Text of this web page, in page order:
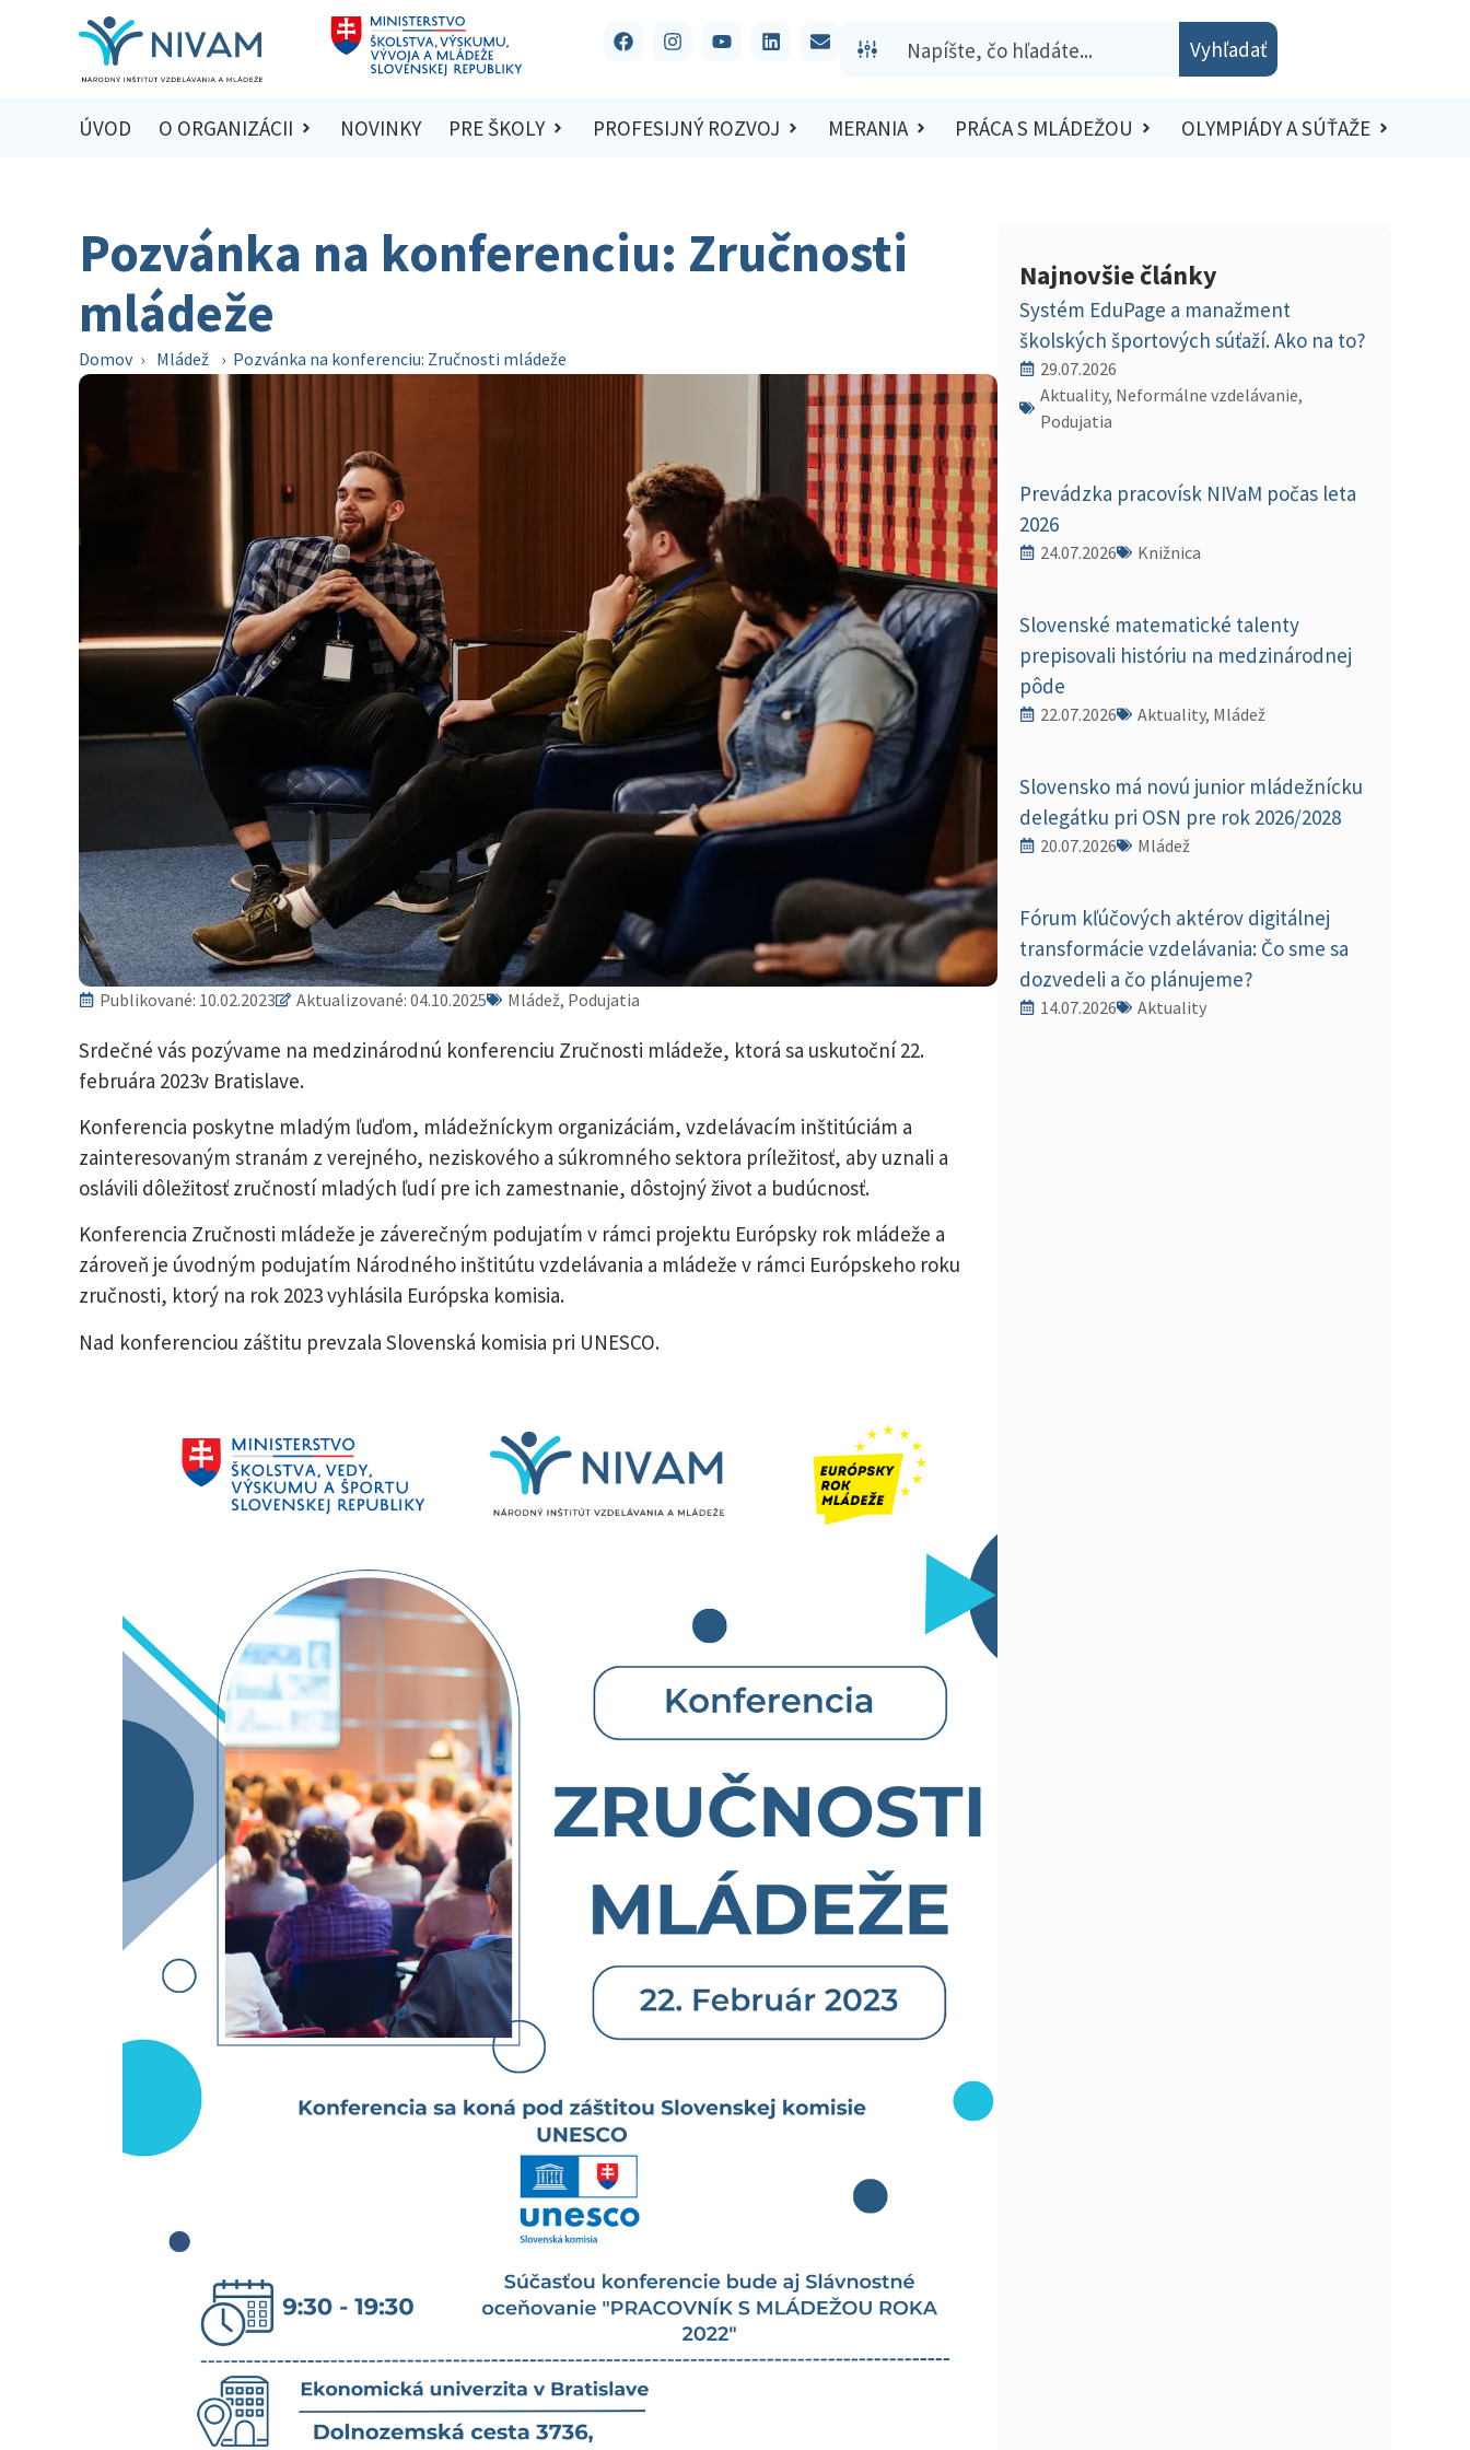
Vyhľadať
ÚVOD O ORGANIZÁCII NOVINKY PRE ŠKOLY PROFESIJNÝ ROZVOJ MERANIA PRÁCA S MLÁDEŽOU OLYMPIÁDY A SÚŤAŽE
Pozvánka na konferenciu: Zručnosti
mládeže
Domov › Mládež › Pozvánka na konferenciu: Zručnosti mládeže
Publikované: 10.02.2023 Aktualizované: 04.10.2025 Mládež, Podujatia
Srdečné vás pozývame na medzinárodnú konferenciu Zručnosti mládeže, ktorá sa uskutoční 22.
februára 2023v Bratislave.
Konferencia poskytne mladým ľuďom, mládežníckym organizáciám, vzdelávacím inštitúciám a
zainteresovaným stranám z verejného, neziskového a súkromného sektora príležitosť, aby uznali a
oslávili dôležitosť zručností mladých ľudí pre ich zamestnanie, dôstojný život a budúcnosť.
Konferencia Zručnosti mládeže je záverečným podujatím v rámci projektu Európsky rok mládeže a
zároveň je úvodným podujatím Národného inštitútu vzdelávania a mládeže v rámci Európskeho roku
zručnosti, ktorý na rok 2023 vyhlásila Európska komisia.
Nad konferenciou záštitu prevzala Slovenská komisia pri UNESCO.
Najnovšie články
Systém EduPage a manažment
školských športových súťaží. Ako na to?
29.07.2026
Aktuality, Neformálne vzdelávanie,
Podujatia
Prevádzka pracovísk NIVaM počas leta
2026
24.07.2026 Knižnica
Slovenské matematické talenty
prepisovali históriu na medzinárodnej
pôde
22.07.2026 Aktuality, Mládež
Slovensko má novú junior mládežnícku
delegátku pri OSN pre rok 2026/2028
20.07.2026 Mládež
Fórum kľúčových aktérov digitálnej
transformácie vzdelávania: Čo sme sa
dozvedeli a čo plánujeme?
14.07.2026 Aktuality